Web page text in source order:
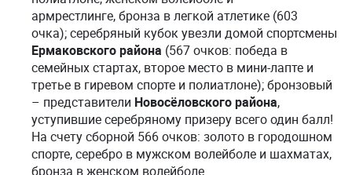
армрестлинге, бронза в легкой атлетике (603
очка); серебряный кубок увезли домой спортсмены
Ермаковского района (567 очков: победа в
семейных стартах, второе место в мини-лапте и
третье в гиревом спорте и полиатлоне); бронзовый
– представители Новосёловского района,
уступившие серебряному призеру всего один балл!
На счету сборной 566 очков: золото в городошном
спорте, серебро в мужском волейболе и шахматах,
бронза в женском волейболе.